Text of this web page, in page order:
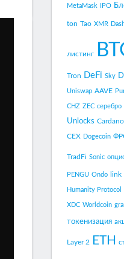
MetaMask IPO
ton Tao XMR
листинг
Tron DeFi Sky
Uniswap AAVE
CHZ ZEC серебро
Unlocks Cardano
CEX Dogecoin
TradFi Sonic
PENGU Ondo link
Humanity Protocol
XDC Worldcoin
токенизация
Layer 2 ETH